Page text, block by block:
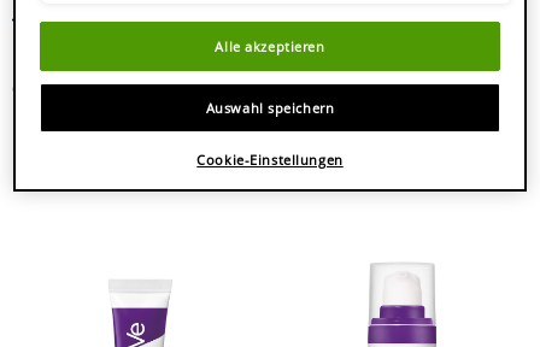
(137)
von
5erhielten ein Testprodukt oder
nahmen an einer Aktion teil
4.8
von
5
138
Bewertungen
Alle akzeptieren
Auswahl speichern
Cookie-Einstellungen